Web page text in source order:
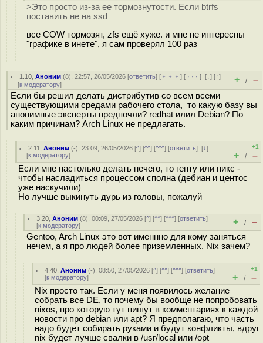
>Это просто из-за ее тормознутости. Если btrfs
поставить не на ssd
все COW тормозят, zfs ещё хуже. и мне не интересны
"графике в инете", я сам проверял 100 раз
1.10 ,Аноним (8), 22:57, 26/05/2026 [ответить] [ ﹢﹢﹢] [ · · ·][↓] [↑]
[к модератору] + / –
Если бы решил делать дистрибутив со всем всеми
существующими средами рабочего стола, то какую базу вы
анонимные эксперты предпочли? redhat илил Debian? По
каким причинам? Arch Linux не предлагать.
2.11 ,Аноним (-), 23:09, 26/05/2026 [^] [^^] [^^^] [ответить][↓]
[к модератору]
+1
+ / –
Если мне настолько делать нечего, то генту или никс -
чтобы насладиться процессом сполна (дебиан и центос
уже наскучили)
Но лучше выкинуть дурь из головы, пожалуй
3.20 ,Аноним (8), 00:09, 27/05/2026 [^] [^^] [^^^] [ответить]
[к модератору] + / –
Gentoo, Arch Linux это вот именнно для кому заняться
нечем, а я про людей более приземленных. Nix зачем?
4.40 ,Аноним (-), 08:50, 27/05/2026 [^] [^^] [^^^] [ответить]
[к модератору]
+1
+ / –
Nix просто так. Если у меня появилось желание
собрать все DE, то почему бы вообще не попробовать
nixos, про которую тут пишут в комментариях к каждой
новости про debian или apt? Я предполагаю, что часть
надо будет собирать руками и будут конфликты, вдруг
nix будет лучше свалки в /usr/local или /opt